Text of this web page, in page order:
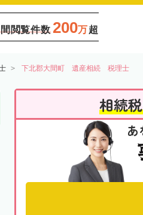
閲覧件数 200万超
下北郡大間町 遺産相続 税理士
相続